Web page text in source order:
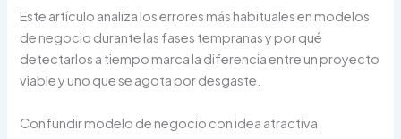
Este artículo analiza los errores más habituales en modelos
de negocio durante las fases tempranas y por qué
detectarlos a tiempo marca la diferencia entre un proyecto
viable y uno que se agota por desgaste.
Confundir modelo de negocio con idea atractiva